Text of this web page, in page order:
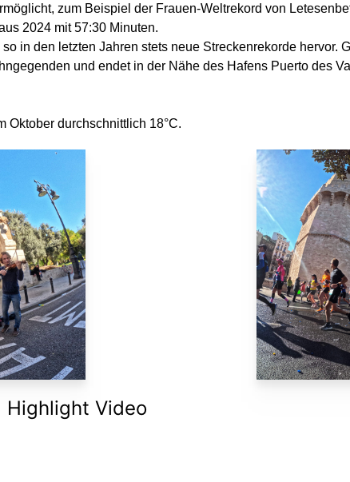
zum Beispiel der Frauen-Weltrekord von
2024 mit 57:30 Minuten.
in den letzten Jahren stets neue Streckenrekorde hervor.
und endet in der Nähe des Hafens Puerto des
Oktober durchschnittlich 18°C.
Highlight Video